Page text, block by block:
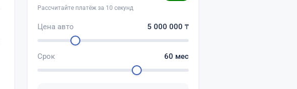
Рассчитайте платёж за 10 секунд
Цена авто 5 000 000 ₸
Срок 60 мес